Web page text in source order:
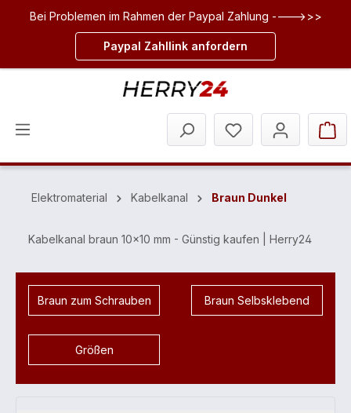
springen
Bei Problemen im Rahmen der Paypal Zahlung ---->>>
Paypal Zahllink anfordern
Elektromaterial Kabelkanal Braun Dunkel
Kabelkanal braun 10x10 mm - Günstig kaufen | Herry24
Braun zum Schrauben Braun Selbsklebend
Größen